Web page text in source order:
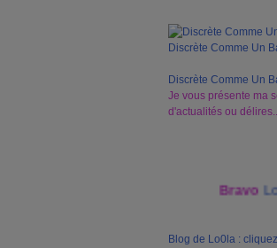
Discrète Comme Un
Discrète Comme Un
Je vous présente ma
d'actualités ou
BravoLo0la
Blog de Lo0la :